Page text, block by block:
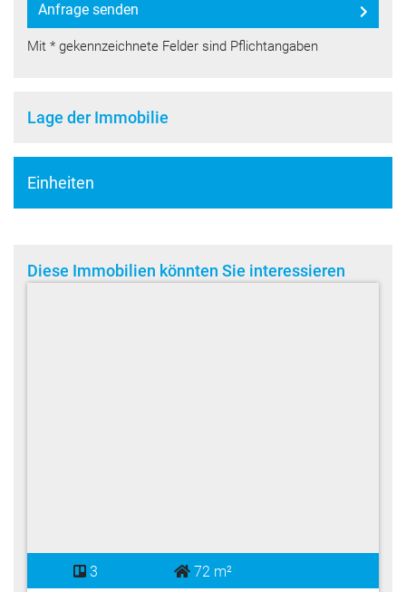
Anfrage senden
Mit * gekennzeichnete Felder sind Pflichtangaben
Lage der Immobilie
Einheiten
Diese Immobilien könnten Sie interessieren
3 72 m²